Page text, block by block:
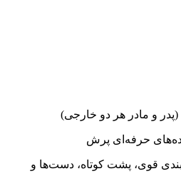
(پدر و مادر هر دو خارجی)
رده‌های حرفه‌ای پرش
قوی، پشت کوتاه، دست‌ها و